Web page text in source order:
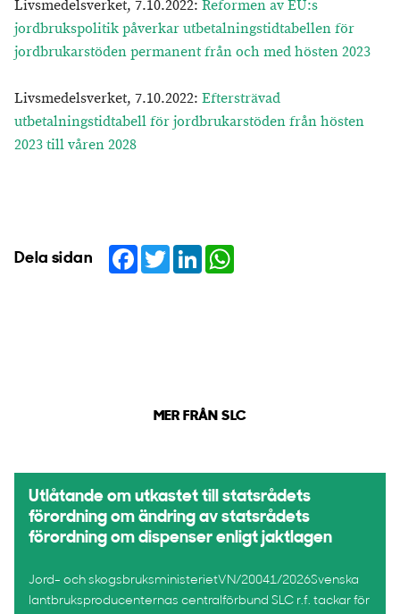
Livsmedelsverket, 7.10.2022: Reformen av EU:s
jordbrukspolitik påverkar utbetalningstidtabellen för
jordbrukarstöden permanent från och med hösten 2023
Livsmedelsverket, 7.10.2022: Eftersträvad
utbetalningstidtabell för jordbrukarstöden från hösten
2023 till våren 2028
Dela sidan Facebook
TwitterLinkedIn
MER FRÅN SLC
Utlåtande om utkastet till statsrådets
förordning om ändring av statsrådets
förordning om dispenser enligt jaktlagen
Jord- och skogsbruksministerietVN/20041/2026Svenska
lantbruksproducenternas centralförbund SLC r.f. tackar för